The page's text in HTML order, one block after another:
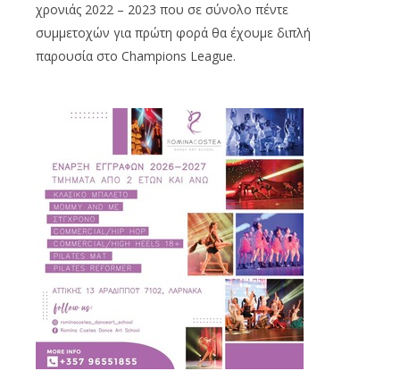
χρονιάς 2022 – 2023 που σε σύνολο πέντε
συμμετοχών για πρώτη φορά θα έχουμε διπλή
παρουσία στο Champions League.